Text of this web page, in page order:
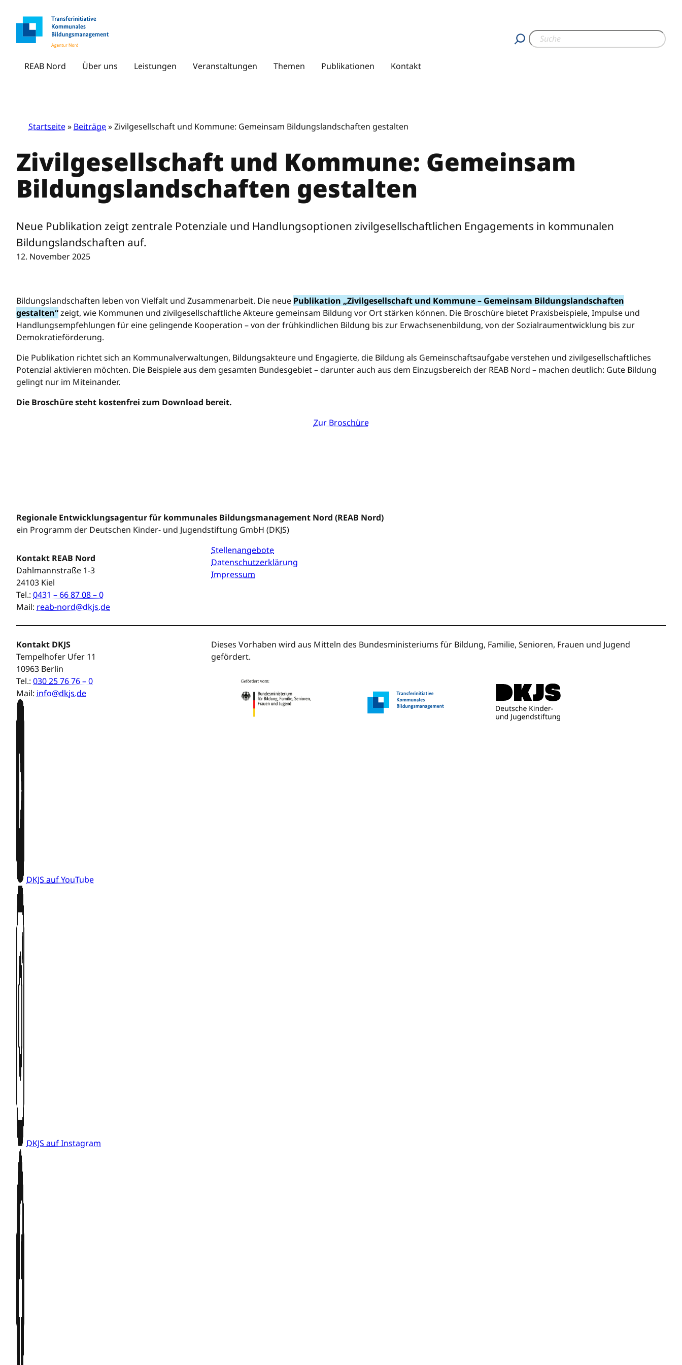
Inhalt
springen
c
h
REAB Nord Über uns Leistungen Veranstaltungen Themen Publikationen Kontakt
Startseite» Beiträge» Zivilgesellschaft und Kommune: Gemeinsam Bildungslandschaften gestalten
Zivilgesellschaft und Kommune: Gemeinsam
Bildungslandschaften gestalten
Neue Publikation zeigt zentrale Potenziale und Handlungsoptionen zivilgesellschaftlichen Engagements in kommunalen
Bildungslandschaften auf.
12. November 2025
Bildungslandschaften leben von Vielfalt und Zusammenarbeit. Die neue Publikation „Zivilgesellschaft und Kommune – Gemeinsam Bildungslandschaften
gestalten“zeigt, wie Kommunen und zivilgesellschaftliche Akteure gemeinsam Bildung vor Ort stärken können. Die Broschüre bietet Praxisbeispiele, Impulse und
Handlungsempfehlungen für eine gelingende Kooperation – von der frühkindlichen Bildung bis zur Erwachsenenbildung, von der Sozialraumentwicklung bis zur
Demokratieförderung.
Die Publikation richtet sich an Kommunalverwaltungen, Bildungsakteure und Engagierte, die Bildung als Gemeinschaftsaufgabe verstehen und zivilgesellschaftliches
Potenzial aktivieren möchten. Die Beispiele aus dem gesamten Bundesgebiet – darunter auch aus dem Einzugsbereich der REAB Nord – machen deutlich: Gute Bildung
gelingt nur im Miteinander.
Die Broschüre steht kostenfrei zum Download bereit.
Zur Broschüre
Regionale Entwicklungsagentur für kommunales Bildungsmanagement Nord (REAB Nord)
ein Programm der Deutschen Kinder- und Jugendstiftung GmbH (DKJS)
Kontakt REAB Nord
Dahlmannstraße 1-3
24103 Kiel
Tel.: 0431 – 66 87 08 – 0
Mail: reab-nord@dkjs.de
Stellenangebote
Datenschutzerklärung
Impressum
Kontakt DKJS
Tempelhofer Ufer 11
10963 Berlin
Tel.: 030 25 76 76 – 0
Mail: info@dkjs.de
DKJS auf YouTube
DKJS auf Instagram
Dieses Vorhaben wird aus Mitteln des Bundesministeriums für Bildung, Familie, Senioren, Frauen und Jugend
gefördert.